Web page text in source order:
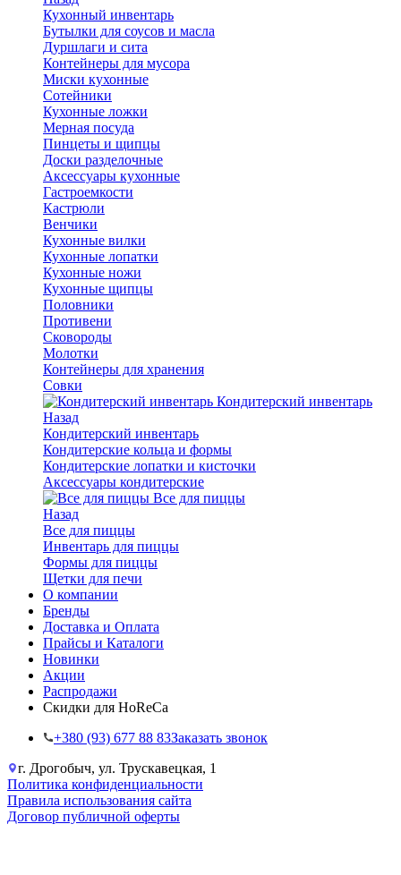
Кухонный инвентарь
Бутылки для соусов и масла
Дуршлаги и сита
Контейнеры для мусора
Миски кухонные
Сотейники
Кухонные ложки
Мерная посуда
Пинцеты и щипцы
Доски разделочные
Аксессуары кухонные
Гастроемкости
Кастрюли
Венчики
Кухонные вилки
Кухонные лопатки
Кухонные ножи
Кухонные щипцы
Половники
Противени
Сковороды
Молотки
Контейнеры для хранения
Совки
Кондитерский инвентарь
Назад
Кондитерский инвентарь
Кондитерские кольца и формы
Кондитерские лопатки и кисточки
Аксессуары кондитерские
Все для пиццы
Назад
Все для пиццы
Инвентарь для пиццы
Формы для пиццы
Щетки для печи
О компании
Бренды
Доставка и Оплата
Прайсы и Каталоги
Новинки
Акции
Распродажи
Скидки для HoReCa
+38‎0 (93) 677 88 83Заказать звонок
г. Дрогобыч, ул. Трускавецкая, 1
Политика конфиденциальности
Правила использования сайта
Договор публичной оферты